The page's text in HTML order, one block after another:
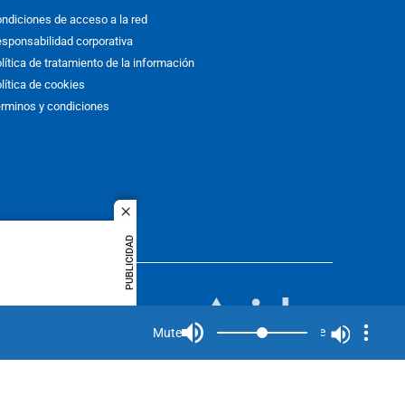
close
PUBLICIDAD
de acceso a la red
corporativa
de tratamiento de la información
de cookies
y condiciones
idioma
Mute Mute